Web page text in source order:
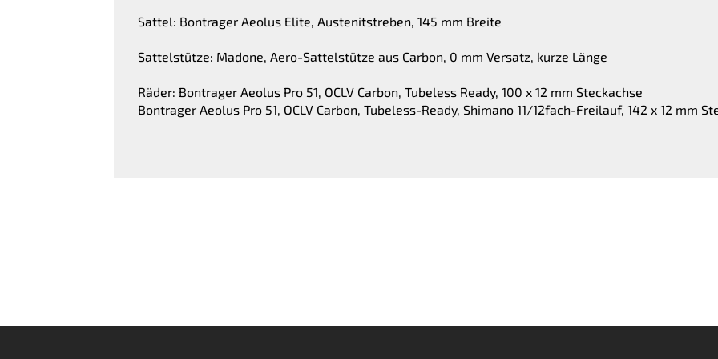
Sattel: Bontrager Aeolus Elite, Austenitstreben, 145 mm Breite
Sattelstütze: Madone, Aero-Sattelstütze aus Carbon, 0 mm Versatz, kurze Länge
Räder: Bontrager Aeolus Pro 51, OCLV Carbon, Tubeless Ready, 100 x 12 mm Steckachse
Bontrager Aeolus Pro 51, OCLV Carbon, Tubeless-Ready, Shimano 11/12fach-Freilauf, 142 x 12 mm